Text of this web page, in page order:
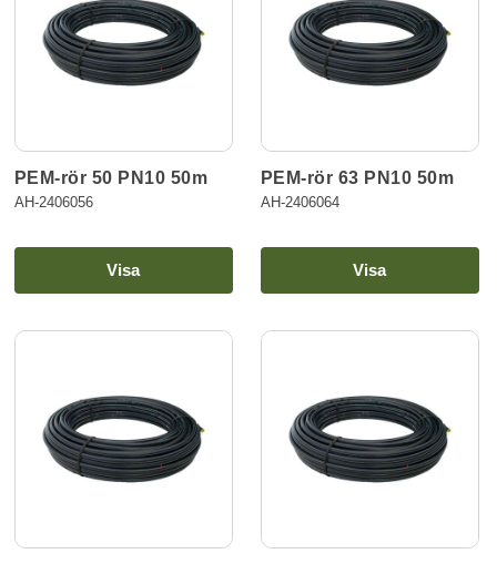
PEM-rör 50 PN10 50m
AH-2406056
Visa
PEM-rör 63 PN10 50m
AH-2406064
Visa